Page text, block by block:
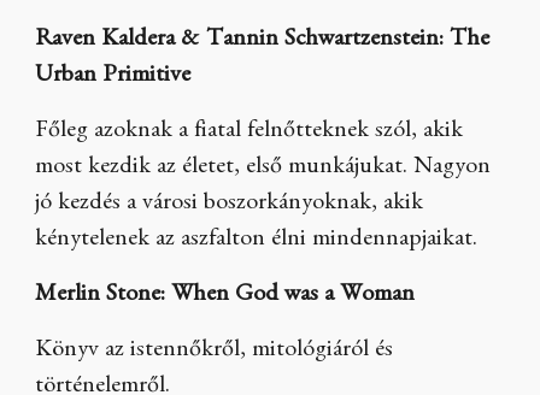
Raven Kaldera & Tannin Schwartzenstein: The
Urban Primitive
Főleg azoknak a fiatal felnőtteknek szól, akik
most kezdik az életet, első munkájukat. Nagyon
jó kezdés a városi boszorkányoknak, akik
kénytelenek az aszfalton élni mindennapjaikat.
Merlin Stone: When God was a Woman
Könyv az istennőkről, mitológiáról és
történelemről.